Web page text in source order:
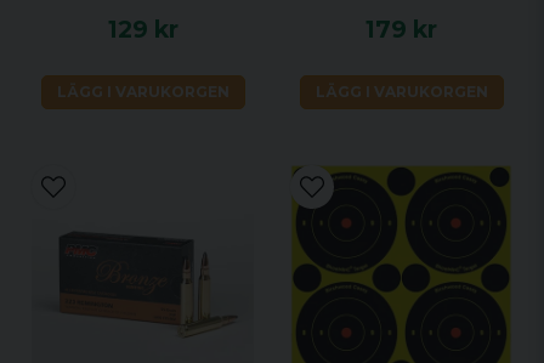
129 kr
LÄGG I VARUKORGEN
179 kr
LÄGG I VARUKORGEN